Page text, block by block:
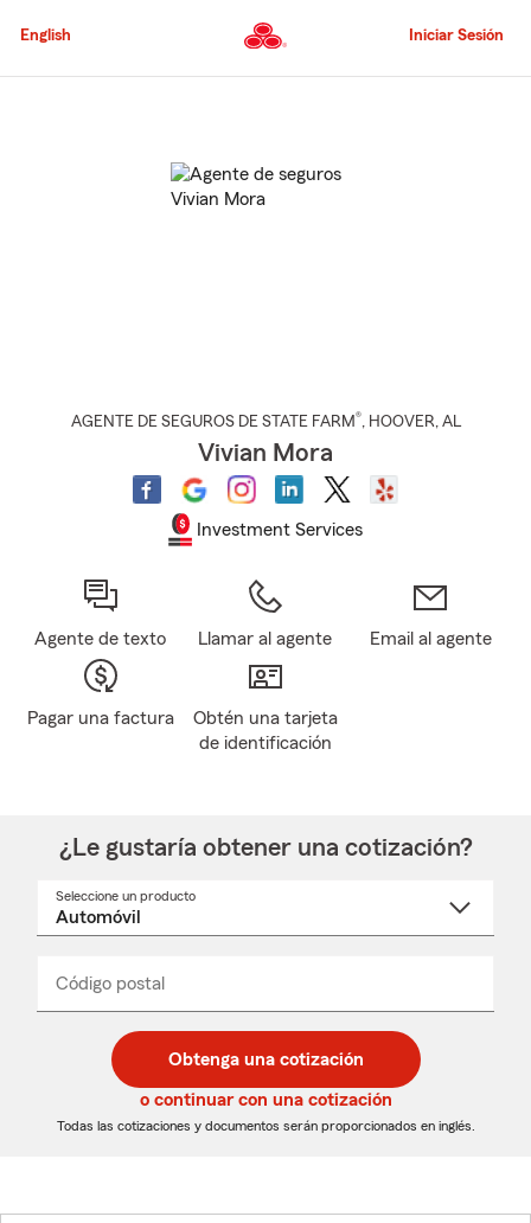
al
principal
English Iniciar Sesión
AGENTE DE SEGUROS DE STATE FARM®, HOOVER, AL
Vivian Mora
Investment Services
Agente de texto Llamar al agente Email al agente
Pagar una factura
Obtén una tarjeta
de identificación
¿Le gustaría obtener una cotización?
Seleccione un producto
desplegable
Código postal
de
5
dígitos
de
5
dígitos
_____
Obtenga una cotización
o continuar con una cotización
Todas las cotizaciones y documentos serán proporcionados en inglés.